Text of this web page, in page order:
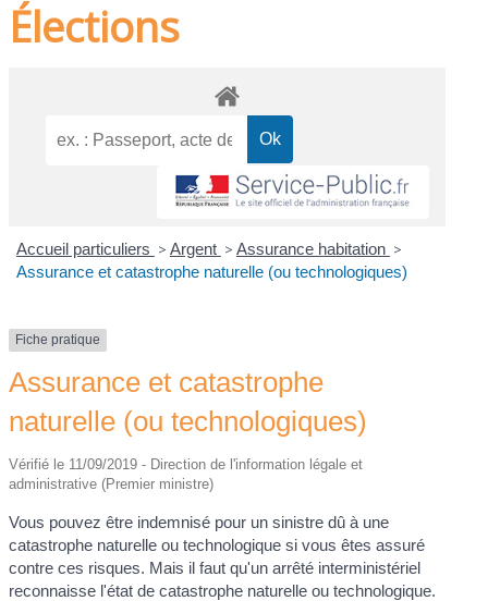
Élections
Accueil particuliers > Argent > Assurance habitation >
Assurance et catastrophe naturelle (ou technologiques)
Fiche pratique
Assurance et catastrophe
naturelle (ou technologiques)
Vérifié le 11/09/2019 - Direction de l'information légale et
administrative (Premier ministre)
Vous pouvez être indemnisé pour un sinistre dû à une
catastrophe naturelle ou technologique si vous êtes assuré
contre ces risques. Mais il faut qu'un arrêté interministériel
reconnaisse l'état de catastrophe naturelle ou technologique.